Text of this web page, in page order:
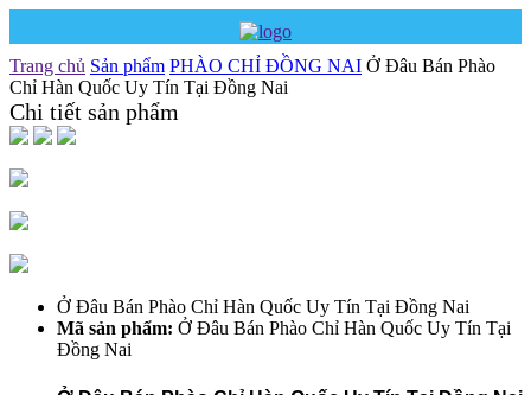
Trang chủ Sản phẩm PHÀO CHỈ ĐỒNG NAI Ở Đâu Bán Phào
Chỉ Hàn Quốc Uy Tín Tại Đồng Nai
Chi tiết sản phẩm
Ở Đâu Bán Phào Chỉ Hàn Quốc Uy Tín Tại Đồng Nai
Mã sản phẩm: Ở Đâu Bán Phào Chỉ Hàn Quốc Uy Tín Tại
Đồng Nai